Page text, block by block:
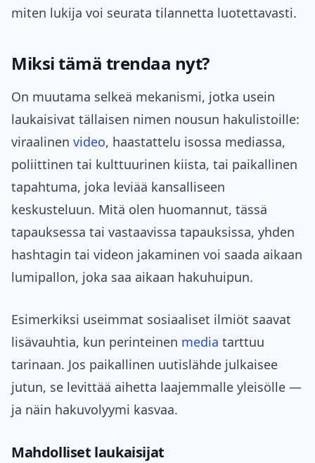
miten lukija voi seurata tilannetta luotettavasti.
Miksi tämä trendaa nyt?
On muutama selkeä mekanismi, jotka usein
laukaisivat tällaisen nimen nousun hakulistoille:
viraalinen video, haastattelu isossa mediassa,
poliittinen tai kulttuurinen kiista, tai paikallinen
tapahtuma, joka leviää kansalliseen
keskusteluun. Mitä olen huomannut, tässä
tapauksessa tai vastaavissa tapauksissa, yhden
hashtagin tai videon jakaminen voi saada aikaan
lumipallon, joka saa aikaan hakuhuipun.
Esimerkiksi useimmat sosiaaliset ilmiöt saavat
lisävauhtia, kun perinteinen media tarttuu
tarinaan. Jos paikallinen uutislähde julkaisee
jutun, se levittää aihetta laajemmalle yleisölle —
ja näin hakuvolyymi kasvaa.
Mahdolliset laukaisijat